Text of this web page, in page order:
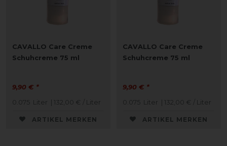
CAVALLO Care Creme
Schuhcreme 75 ml
9,90 € *
0.075 Liter | 132,00 € / Liter
ARTIKEL MERKEN
CAVALLO Care Creme
Schuhcreme 75 ml
9,90 € *
0.075 Liter | 132,00 € / Liter
ARTIKEL MERKEN